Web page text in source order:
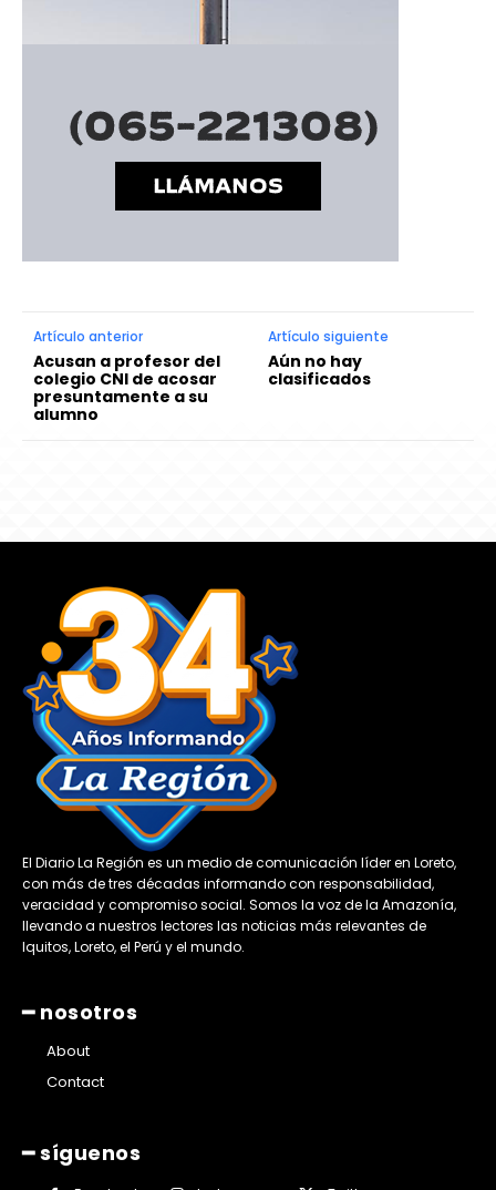
Artículo anterior
Acusan a profesor del
colegio CNI de acosar
presuntamente a su
alumno
Artículo siguiente
Aún no hay
clasificados
El Diario La Región es un medio de comunicación líder en Loreto,
con más de tres décadas informando con responsabilidad,
veracidad y compromiso social. Somos la voz de la Amazonía,
llevando a nuestros lectores las noticias más relevantes de
Iquitos, Loreto, el Perú y el mundo.
━ nosotros
About
Contact
━ síguenos